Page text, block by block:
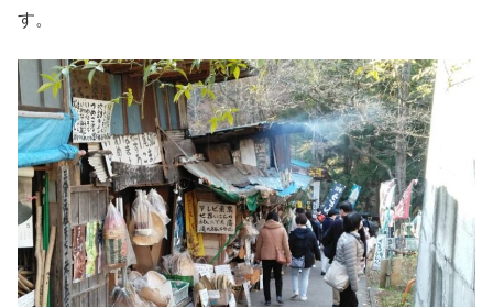
す。